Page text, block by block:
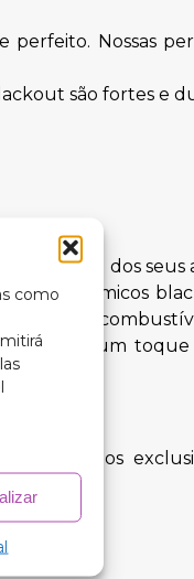
como
Nossas
são fortes e
a vida útil dos seus
térmicos
de
um toque
projetados